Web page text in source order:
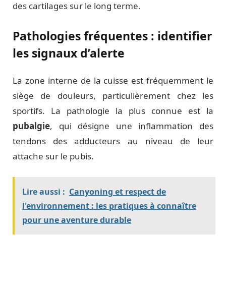
des cartilages sur le long terme.
Pathologies fréquentes : identifier
les signaux d’alerte
La zone interne de la cuisse est fréquemment le
siège de douleurs, particulièrement chez les
sportifs. La pathologie la plus connue est la
pubalgie, qui désigne une inflammation des
tendons des adducteurs au niveau de leur
attache sur le pubis.
Lire aussi : Canyoning et respect de
l'environnement : les pratiques à connaître
pour une aventure durable